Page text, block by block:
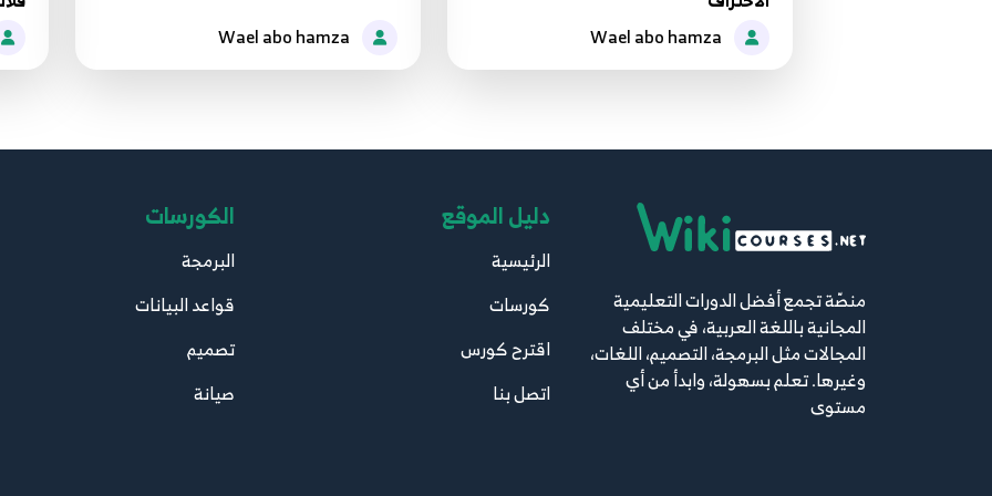
منصّة تجمع أفضل الدورات التعليمية
المجانية باللغة العربية، في مختلف
المجالات مثل البرمجة، التصميم، اللغات،
وغيرها. تعلم بسهولة، وابدأ من أي
مستوى
دليل الموقع
الرئيسية
كورسات
اقترح كورس
اتصل بنا
الكورسات
البرمجة
قواعد البيانات
تصميم
صيانة